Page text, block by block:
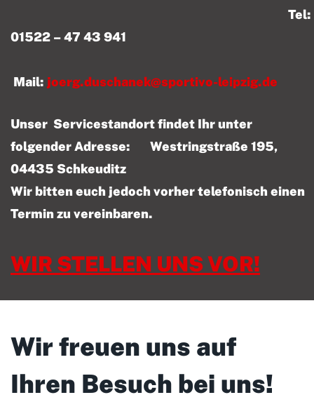
Tel:
01522 – 47 43 941
Mail: joerg.duschanek@sportivo-leipzig.de
Unser Servicestandort findet Ihr unter
folgender Adresse: Westringstraße 195,
04435 Schkeuditz
Wir bitten euch jedoch vorher telefonisch einen
Termin zu vereinbaren.
WIR STELLEN UNS VOR!
Wir freuen uns auf
Ihren Besuch bei uns!